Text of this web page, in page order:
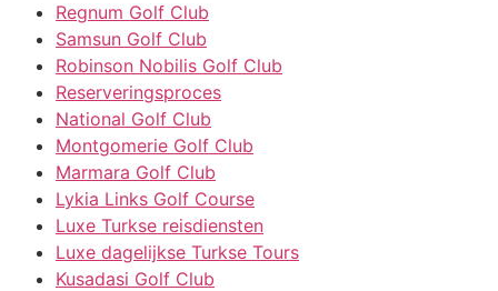
Regnum Golf Club
Samsun Golf Club
Robinson Nobilis Golf Club
Reserveringsproces
National Golf Club
Montgomerie Golf Club
Marmara Golf Club
Lykia Links Golf Course
Luxe Turkse reisdiensten
Luxe dagelijkse Turkse Tours
Kusadasi Golf Club